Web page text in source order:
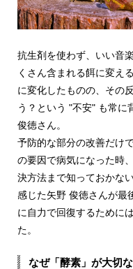
抗生剤を使わず、いい音
くさん含まれる餌に変え
に変化したものの、その
う？という "不安" も常に
俊徳さん。
予防的な部分の改善だけ
の要因で病気になった時
決方法まで知っておかな
感じた矢野 俊徳さんが最
に自力で回復するために
た。
なぜ「酵素」が大切